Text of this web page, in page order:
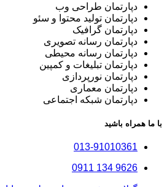
دپارتمان طراحی وب
دپارتمان تولید محتوا و سئو
دپارتمان گرافیک
دپارتمان رسانه تصویری
دپارتمان رسانه محیطی
دپارتمان تبلیغات و کمپین
دپارتمان نورپردازی
دپارتمان معماری
دپارتمان شبکه اجتماعی
با ما همراه باشید
013-91010361
9626 134 0911